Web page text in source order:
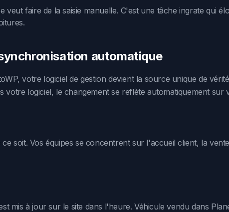
veut faire de la saisie manuelle. C'est une tâche ingrate qui
automatique
votre logiciel de gestion devient la source unique de
votre logiciel, le changement se reflète automatiquement sur
soit. Vos équipes se concentrent sur l'accueil client, la
mis à jour sur le site dans l'heure. Véhicule vendu dans